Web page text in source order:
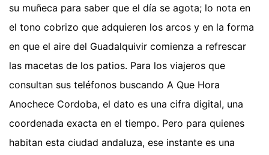
su muñeca para saber que el día se agota; lo nota en
el tono cobrizo que adquieren los arcos y en la forma
en que el aire del Guadalquivir comienza a refrescar
las macetas de los patios. Para los viajeros que
consultan sus teléfonos buscando A Que Hora
Anochece Cordoba, el dato es una cifra digital, una
coordenada exacta en el tiempo. Pero para quienes
habitan esta ciudad andaluza, ese instante es una